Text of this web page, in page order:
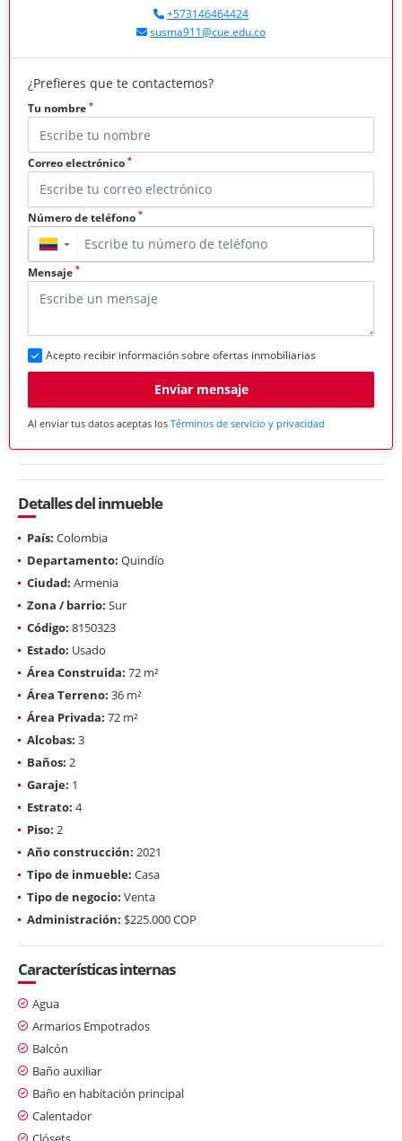
+573146464424
susma911@cue.edu.co
¿Prefieres que te contactemos?
Tu nombre *
Correo electrónico *
Número de teléfono *
▼
Mensaje *
Acepto recibir información sobre ofertas inmobiliarias
Enviar mensaje
Al enviar tus datos aceptas los Términos de servicio y privacidad
Detalles del inmueble
País: Colombia
Departamento: Quindío
Ciudad: Armenia
Zona / barrio: Sur
Código: 8150323
Estado: Usado
Área Construida: 72 m²
Área Terreno: 36 m²
Área Privada: 72 m²
Alcobas: 3
Baños: 2
Garaje: 1
Estrato: 4
Piso: 2
Año construcción: 2021
Tipo de inmueble: Casa
Tipo de negocio: Venta
Administración: $225.000 COP
Características internas
Agua
Armarios Empotrados
Balcón
Baño auxiliar
Baño en habitación principal
Calentador